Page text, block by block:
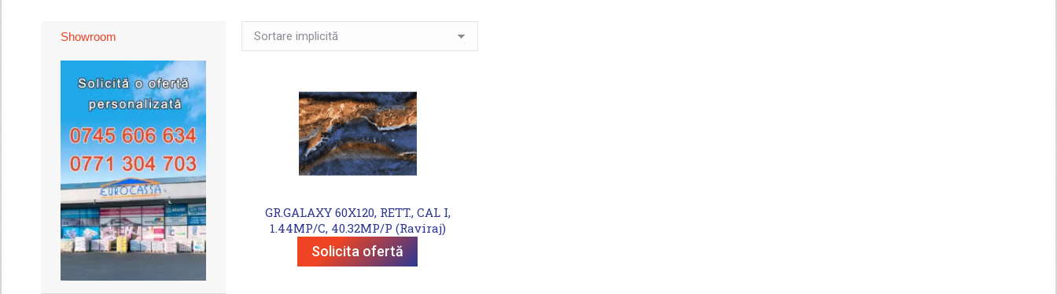
GR.GALAXY 60X120, RETT., CAL I,
1.44MP/C, 40.32MP/P (Raviraj)
Solicita ofertă
Showroom